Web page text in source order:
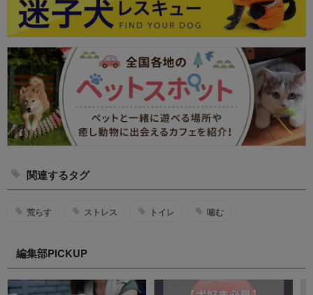
関連するタグ
荒らす ストレス トイレ 噛む
編集部PICKUP